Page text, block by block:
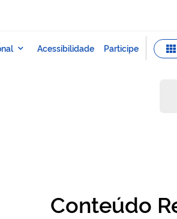
Conteúdo